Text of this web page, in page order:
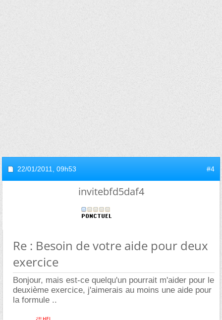
22/01/2011, 09h53 #4
invitebfd5daf4
Re : Besoin de votre aide pour deux
exercice
Bonjour, mais est-ce quelqu'un pourrait m'aider pour le
deuxième exercice, j'aimerais au moins une aide pour
la formule ..